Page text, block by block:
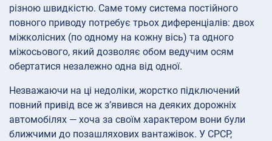
різною швидкістю. Саме тому система постійного
повного приводу потребує трьох диференціалів: двох
міжколісних (по одному на кожну вісь) та одного
міжосьового, який дозволяє обом ведучим осям
обертатися незалежно одна від одної.
Незважаючи на ці недоліки, жорстко підключений
повний привід все ж з’явився на деяких дорожніх
автомобілях — хоча за своїм характером вони були
ближчими до позашляхових вантажівок. У СРСР,